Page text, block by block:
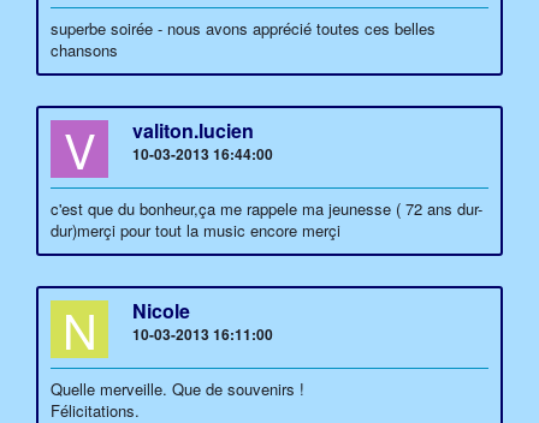
superbe soirée - nous avons apprécié toutes ces belles
chansons
V valiton.lucien
10-03-2013 16:44:00
c'est que du bonheur,ça me rappele ma jeunesse ( 72 ans dur-
dur)merçi pour tout la music encore merçi
N Nicole
10-03-2013 16:11:00
Quelle merveille. Que de souvenirs !
Félicitations.